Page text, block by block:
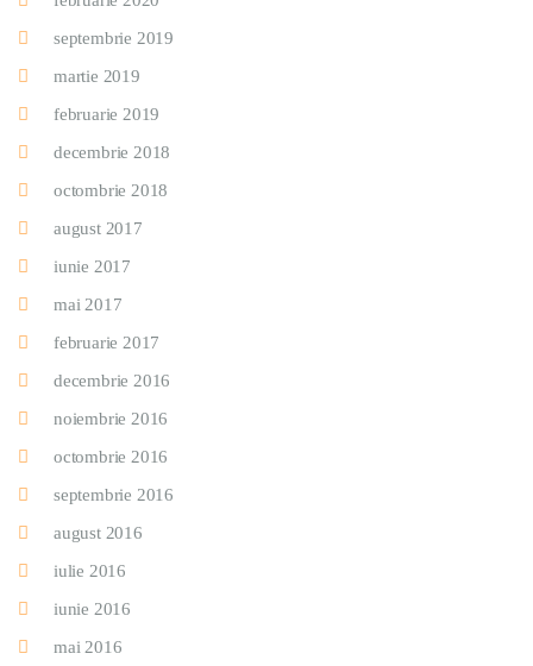
septembrie 2019
martie 2019
februarie 2019
decembrie 2018
octombrie 2018
august 2017
iunie 2017
mai 2017
februarie 2017
decembrie 2016
noiembrie 2016
octombrie 2016
septembrie 2016
august 2016
iulie 2016
iunie 2016
mai 2016